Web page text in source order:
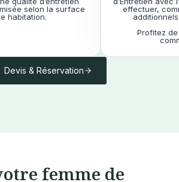
selon la surface
habitation.
effectuer,
Profitez
Devis & Réservation
femme de